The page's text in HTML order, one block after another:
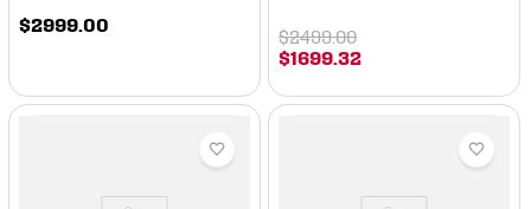
$2999 .00
$1699 .32
$2499.00